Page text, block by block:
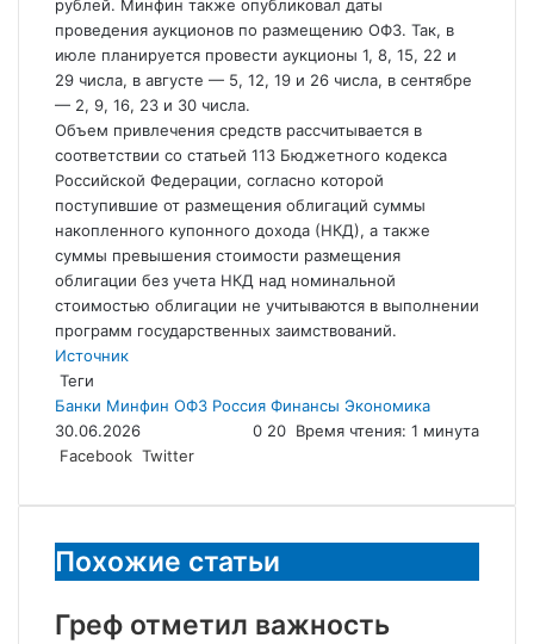
рублей. Минфин также опубликовал даты
проведения аукционов по размещению ОФЗ. Так, в
июле планируется провести аукционы 1, 8, 15, 22 и
29 числа, в августе — 5, 12, 19 и 26 числа, в сентябре
— 2, 9, 16, 23 и 30 числа.
Объем привлечения средств рассчитывается в
соответствии со статьей 113 Бюджетного кодекса
Российской Федерации, согласно которой
поступившие от размещения облигаций суммы
накопленного купонного дохода (НКД), а также
суммы превышения стоимости размещения
облигации без учета НКД над номинальной
стоимостью облигации не учитываются в выполнении
программ государственных заимствований.
Источник
Теги
Банки Минфин ОФЗ Россия Финансы Экономика
30.06.2026
0 20 Время чтения: 1 минута
Facebook Twitter
электронную
Похожие статьи
Греф отметил важность